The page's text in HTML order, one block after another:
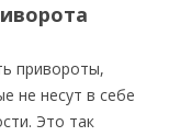
привороты,
не несут в себе
Это так